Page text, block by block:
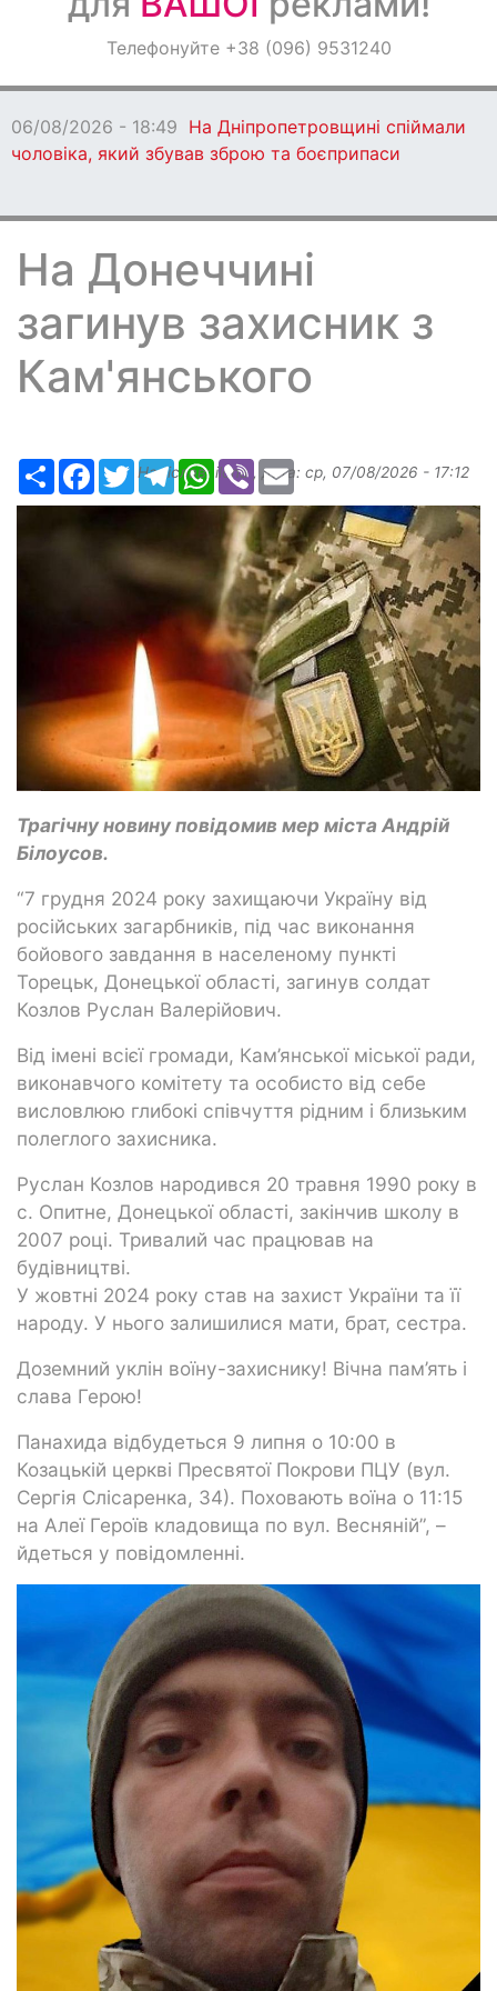
ОголошенняТелефонуйте +38 (096) 9531240
06/08/2026 - 18:49 На Дніпропетровщині спіймали
чоловіка, який збував зброю та боєприпаси
На Донеччині
загинув захисник з
Кам'янського
РесурсFacebook
TwitterTelegramWhatsApp
ViberEmail
Надіслав: ilona , дата: ср, 07/08/2026 - 17:12
Трагічну новину повідомив мер міста Андрій
Білоусов.
“7 грудня 2024 року захищаючи Україну від
російських загарбників, під час виконання
бойового завдання в населеному пункті
Торецьк, Донецької області, загинув солдат
Козлов Руслан Валерійович.
Від імені всієї громади, Кам’янської міської ради,
виконавчого комітету та особисто від себе
висловлюю глибокі співчуття рідним і близьким
полеглого захисника.
Руслан Козлов народився 20 травня 1990 року в
с. Опитне, Донецької області, закінчив школу в
2007 році. Тривалий час працював на
будівництві.
У жовтні 2024 року став на захист України та її
народу. У нього залишилися мати, брат, сестра.
Доземний уклін воїну-захиснику! Вічна пам’ять і
слава Герою!
Панахида відбудеться 9 липня о 10:00 в
Козацькій церкві Пресвятої Покрови ПЦУ (вул.
Сергія Слісаренка, 34). Поховають воїна о 11:15
на Алеї Героїв кладовища по вул. Весняній”, –
йдеться у повідомленні.